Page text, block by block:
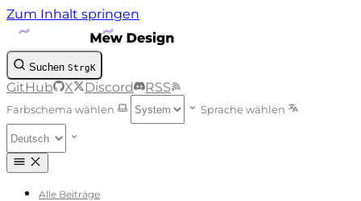
Zum Inhalt springen
Suchen StrgK
GitHub X Discord RSS
Farbschema wählen Sprache wählen
Alle Beiträge